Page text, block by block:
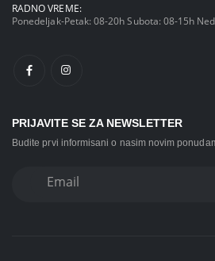
RADNO VREME:
Ponedeljak-Petak: 08-20h Subota: 08-15h
PRIJAVITE SE ZA NEWSLETTER
Budite prvi informisani o nasim novim